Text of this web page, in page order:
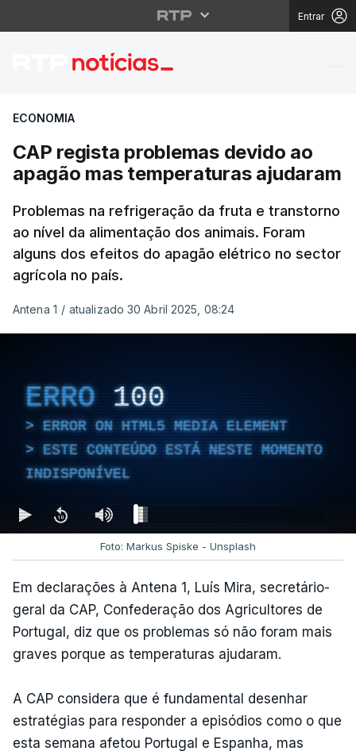
Entrar
CAP regista
ECONOMIA
CAP regista problemas devido ao
apagão mas temperaturas ajudaram
Problemas na refrigeração da fruta e transtorno
ao nível da alimentação dos animais. Foram
alguns dos efeitos do apagão elétrico no sector
agrícola no país.
Antena 1 / atualizado 30 Abril 2025, 08:24
ERRO 100
ERROR ON HTML5 MEDIA ELEMENT
ESTE CONTEÚDO ESTÁ NESTE MOMENTO
INDISPONÍVEL
Foto: Markus Spiske - Unsplash
Em declarações à Antena 1, Luís Mira, secretário-
geral da CAP, Confederação dos Agricultores de
Portugal, diz que os problemas só não foram mais
graves porque as temperaturas ajudaram.
A CAP considera que é fundamental desenhar
estratégias para responder a episódios como o que
esta semana afetou Portugal e Espanha, mas